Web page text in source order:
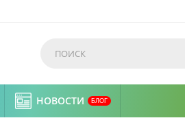
НОВОСТИ БЛОГ